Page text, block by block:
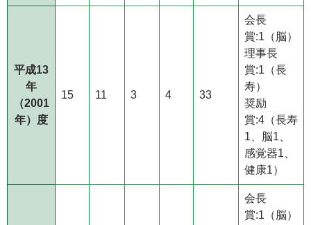
平成13
年
（2001
年）度
15 11 3 4 33
会長
賞:1（脳）
理事長
賞:1（長
寿）
奨励
賞:4（長寿
1、脳1、
感覚器1、
健康1）
会長
賞:1（脳）